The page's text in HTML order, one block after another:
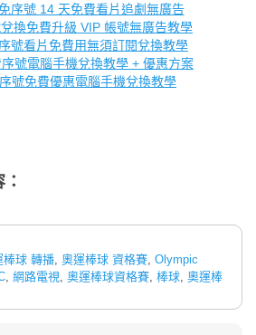
序號 14 天免費看片追劇無廣告
換免費升級 VIP 帳號無廣告教學
號看片免費用無須訂閱兌換教學
號電腦手機兌換教學 + 優惠方案
號免費優惠電腦手機兌換教學
棒球 轉播 奧運棒球 資格賽 Olympic
網路電視 奧運棒球資格賽 棒球 奧運棒